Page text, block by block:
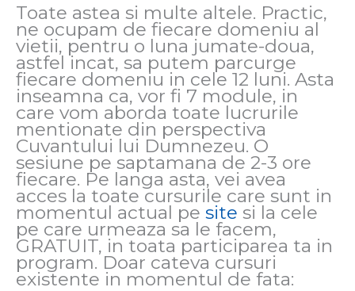
Toate astea si multe altele. Practic,
ne ocupam de fiecare domeniu al
vietii, pentru o luna jumate-doua,
astfel incat, sa putem parcurge
fiecare domeniu in cele 12 luni. Asta
inseamna ca, vor fi 7 module, in
care vom aborda toate lucrurile
mentionate din perspectiva
Cuvantului lui Dumnezeu. O
sesiune pe saptamana de 2-3 ore
fiecare. Pe langa asta, vei avea
acces la toate cursurile care sunt in
momentul actual pe site si la cele
pe care urmeaza sa le facem,
GRATUIT, in toata participarea ta in
program. Doar cateva cursuri
existente in momentul de fata: